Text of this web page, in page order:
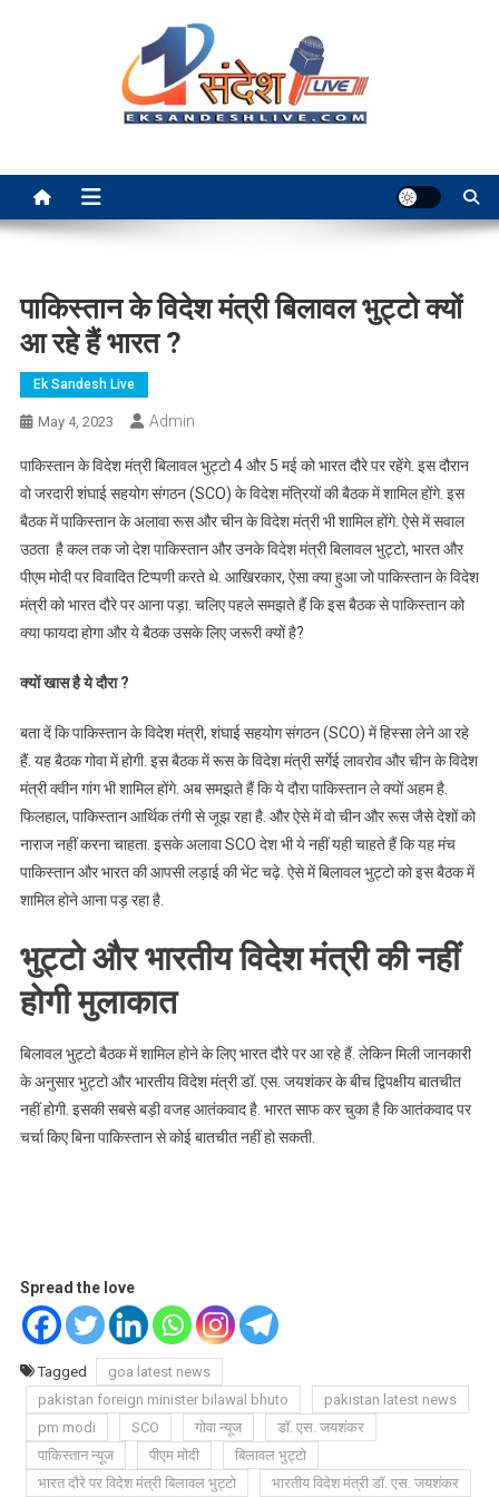
पाकिस्तान के विदेश मंत्री बिलावल भुट्टो क्यों
आ रहे हैं भारत ?
Ek Sandesh Live
May 4, 2023 Admin
पाकिस्तान के विदेश मंत्री बिलावल भुट्टो 4 और 5 मई को भारत दौरे पर रहेंगे. इस दौरान
वो जरदारी शंघाई सहयोग संगठन (SCO) के विदेश मंत्रियों की बैठक में शामिल होंगे. इस
बैठक में पाकिस्तान के अलावा रूस और चीन के विदेश मंत्री भी शामिल होंगे. ऐसे में सवाल
उठता है कल तक जो देश पाकिस्तान और उनके विदेश मंत्री बिलावल भुट्टो, भारत और
पीएम मोदी पर विवादित टिप्पणी करते थे. आखिरकार, ऐसा क्या हुआ जो पाकिस्तान के विदेश
मंत्री को भारत दौरे पर आना पड़ा. चलिए पहले समझते हैं कि इस बैठक से पाकिस्तान को
क्या फायदा होगा और ये बैठक उसके लिए जरूरी क्यों है?
क्योंखासहैयेदौरा ?
बता दें कि पाकिस्तान के विदेश मंत्री, शंघाई सहयोग संगठन (SCO) में हिस्सा लेने आ रहे
हैं. यह बैठक गोवा में होगी. इस बैठक में रूस के विदेश मंत्री सर्गेई लावरोव और चीन के विदेश
मंत्री क्वीन गांग भी शामिल होंगे. अब समझते हैं कि ये दौरा पाकिस्तान ले क्यों अहम है.
फिलहाल, पाकिस्तान आर्थिक तंगी से जूझ रहा है. और ऐसे में वो चीन और रूस जैसे देशों को
नाराज नहीं करना चाहता. इसके अलावा SCO देश भी ये नहीं यही चाहते हैं कि यह मंच
पाकिस्तान और भारत की आपसी लड़ाई की भेंट चढ़े. ऐसे में बिलावल भुट्टो को इस बैठक में
शामिल होने आना पड़ रहा है.
भुट्टो और भारतीय विदेश मंत्री की नहीं
होगी मुलाकात
बिलावल भुट्टो बैठक में शामिल होने के लिए भारत दौरे पर आ रहे हैं. लेकिन मिली जानकारी
के अनुसार भुट्टो और भारतीय विदेश मंत्री डॉ. एस. जयशंकर के बीच द्विपक्षीय बातचीत
नहीं होगी. इसकी सबसे बड़ी वजह आतंकवाद है. भारत साफ कर चुका है कि आतंकवाद पर
चर्चा किए बिना पाकिस्तान से कोई बातचीत नहीं हो सकती.
Spread the love
Tagged
goa latest news
pakistan foreign minister bilawal bhuto
pakistan latest news
pm modi
SCO गोवा न्यूज
डॉ. एस. जयशंकर
पाकिस्तान न्यूज
पीएम मोदी
बिलावल भुट्टो
भारत दौरे पर विदेश मंत्री बिलावल भुट्टो
भारतीय विदेश मंत्री डॉ. एस. जयशंकर